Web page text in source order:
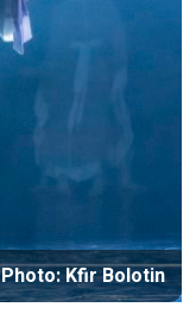
WIld Awake Photo: Kfir Bolotin